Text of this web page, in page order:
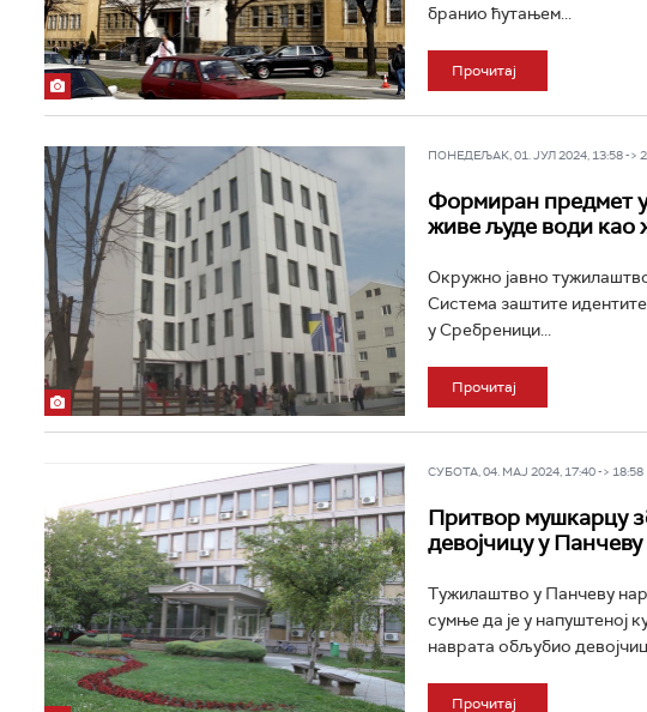
бранио ћутањем...
Прочитај
ПОНЕДЕЉАК, 01. ЈУЛ 2024, 13:58 ->
Формиран предмет
живе људе води као
Окружно јавно
Система заштите
у Сребреници...
Прочитај
СУБОТА, 04. МАЈ 2024, 17:40 -> 18:58
Притвор мушкарцу
девојчицу у Панчеву
Тужилаштво у Панчеву
сумње да је у напуштеној
наврата обљубио
Прочитај